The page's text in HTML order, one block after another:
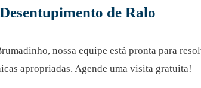
Desentupimento de Ralo
nossa equipe está pronta para
apropriadas. Agende uma visita gratuita!